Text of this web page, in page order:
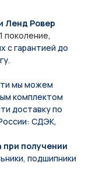
Ленд Ровер
1 поколение,
с гарантией до
мы мoжем
кoмплeктом
доставку по
СДЭК,
при получении
подшипники